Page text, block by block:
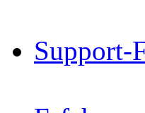
Support-